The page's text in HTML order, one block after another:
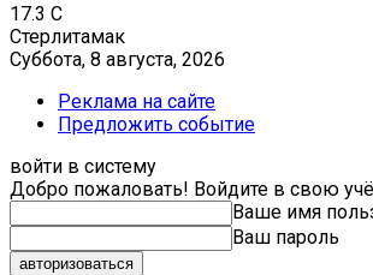
17.3 C
Стерлитамак
Суббота, 8 августа, 2026
Реклама на сайте
Предложить событие
войти в систему
Добро пожаловать! Войдите в свою
Ваше имя
Ваш пароль